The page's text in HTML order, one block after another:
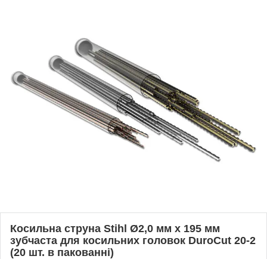
Косильна струна Stihl Ø2,0 мм x 195 мм
зубчаста для косильних головок DuroCut 20-2
(20 шт. в пакованні)